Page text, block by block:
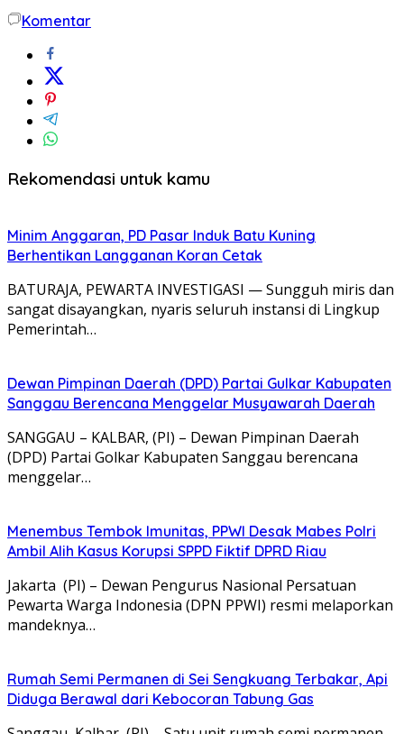
Komentar
Rekomendasi untuk kamu
Minim Anggaran, PD Pasar Induk Batu Kuning
Berhentikan Langganan Koran Cetak
BATURAJA, PEWARTA INVESTIGASI — Sungguh miris dan
sangat disayangkan, nyaris seluruh instansi di Lingkup
Pemerintah…
Dewan Pimpinan Daerah (DPD) Partai Gulkar Kabupaten
Sanggau Berencana Menggelar Musyawarah Daerah
SANGGAU – KALBAR, (PI) – Dewan Pimpinan Daerah
(DPD) Partai Golkar Kabupaten Sanggau berencana
menggelar…
Menembus Tembok Imunitas, PPWI Desak Mabes Polri
Ambil Alih Kasus Korupsi SPPD Fiktif DPRD Riau
Jakarta (PI) – Dewan Pengurus Nasional Persatuan
Pewarta Warga Indonesia (DPN PPWI) resmi melaporkan
mandeknya…
Rumah Semi Permanen di Sei Sengkuang Terbakar, Api
Diduga Berawal dari Kebocoran Tabung Gas